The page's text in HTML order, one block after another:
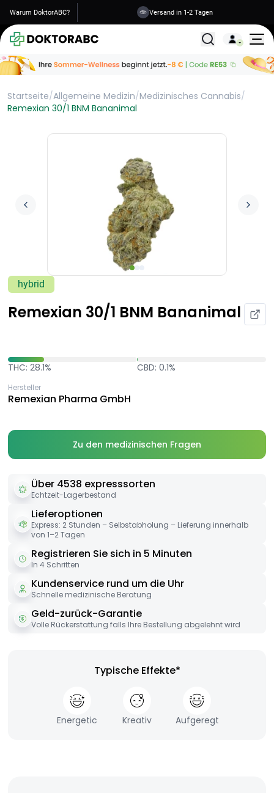
Warum DoktorABC? Versand in 1-2 Tagen
Alle
Startseite/Allgemeine Medizin/Medizinisches Cannabis/
Remexian 30/1 BNM Bananimal
hybrid
Remexian 30/1 BNM Bananimal
THC: 28.1% CBD: 0.1%
Hersteller
Remexian Pharma GmbH
Zu den medizinischen Fragen
Über 4538 expresssorten
Echtzeit-Lagerbestand
Lieferoptionen
Express: 2 Stunden – Selbstabholung – Lieferung innerhalb
von 1–2 Tagen
Registrieren Sie sich in 5 Minuten
In 4 Schritten
Kundenservice rund um die Uhr
Schnelle medizinische Beratung
Geld-zurück-Garantie
Volle Rückerstattung falls Ihre Bestellung abgelehnt wird
Typische Effekte*
Energetic Kreativ Aufgeregt